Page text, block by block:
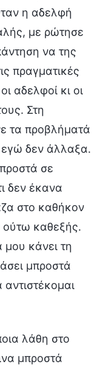
η αδελφή
με ρώτησε
να της
πραγματικές
αδελφοί κι οι
Στη
τα προβλήματά
εγώ δεν άλλαξα.
σε
δεν έκανα
στο καθήκον
ούτω καθεξής.
μου κάνει τη
μπροστά
λάθη στο
μπροστά